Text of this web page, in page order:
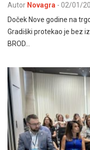
Autor Novagra - 02/01/
Doček Nove godine na
Gradiški protekao je bez
BROD…